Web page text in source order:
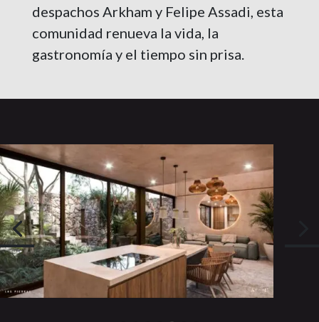
despachos Arkham y Felipe Assadi, esta
comunidad renueva la vida, la
gastronomía y el tiempo sin prisa.